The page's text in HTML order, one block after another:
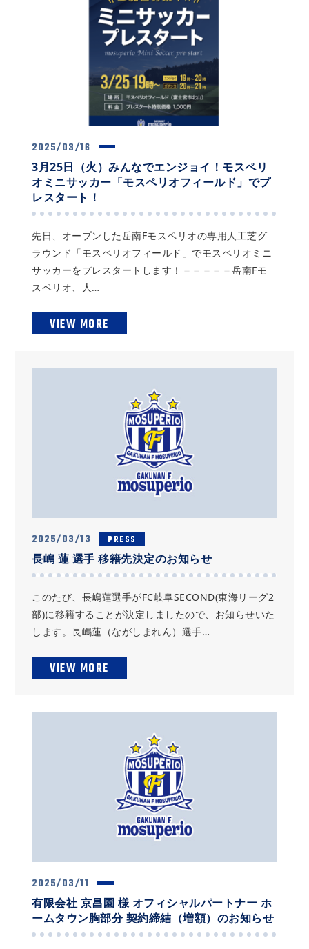
2025/03/16
3月25日（火）みんなでエンジョイ！モスペリ
オミニサッカー「モスペリオフィールド」でプ
レスタート！
先日、オープンした岳南Fモスペリオの専用人工芝グ
ラウンド「モスペリオフィールド」でモスペリオミニ
サッカーをプレスタートします！＝＝＝＝＝岳南Fモ
スペリオ、人…
VIEW MORE
2025/03/13 PRESS
長嶋 蓮 選手 移籍先決定のお知らせ
このたび、長嶋蓮選手がFC岐阜SECOND(東海リーグ2
部)に移籍することが決定しましたので、お知らせいた
します。長嶋蓮（ながしまれん）選手…
VIEW MORE
2025/03/11
有限会社 京昌園 様 オフィシャルパートナー ホ
ームタウン胸部分 契約締結（増額）のお知らせ